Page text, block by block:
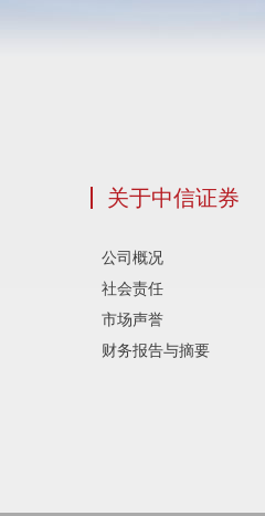
关于中信证券
公司概况
社会责任
市场声誉
财务报告与摘要